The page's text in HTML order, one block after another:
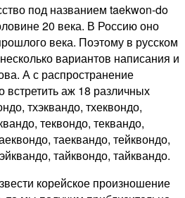
под названием taekwon-do
20 века. В Россию оно
века. Поэтому в русском
вариантов написания и
А с распространение
встретить аж 18 различных
тхэквандо, тхеквондо,
теквондо, теквандо,
таеквандо, тейквондо,
тайквондо, тайквандо.
корейское произношение